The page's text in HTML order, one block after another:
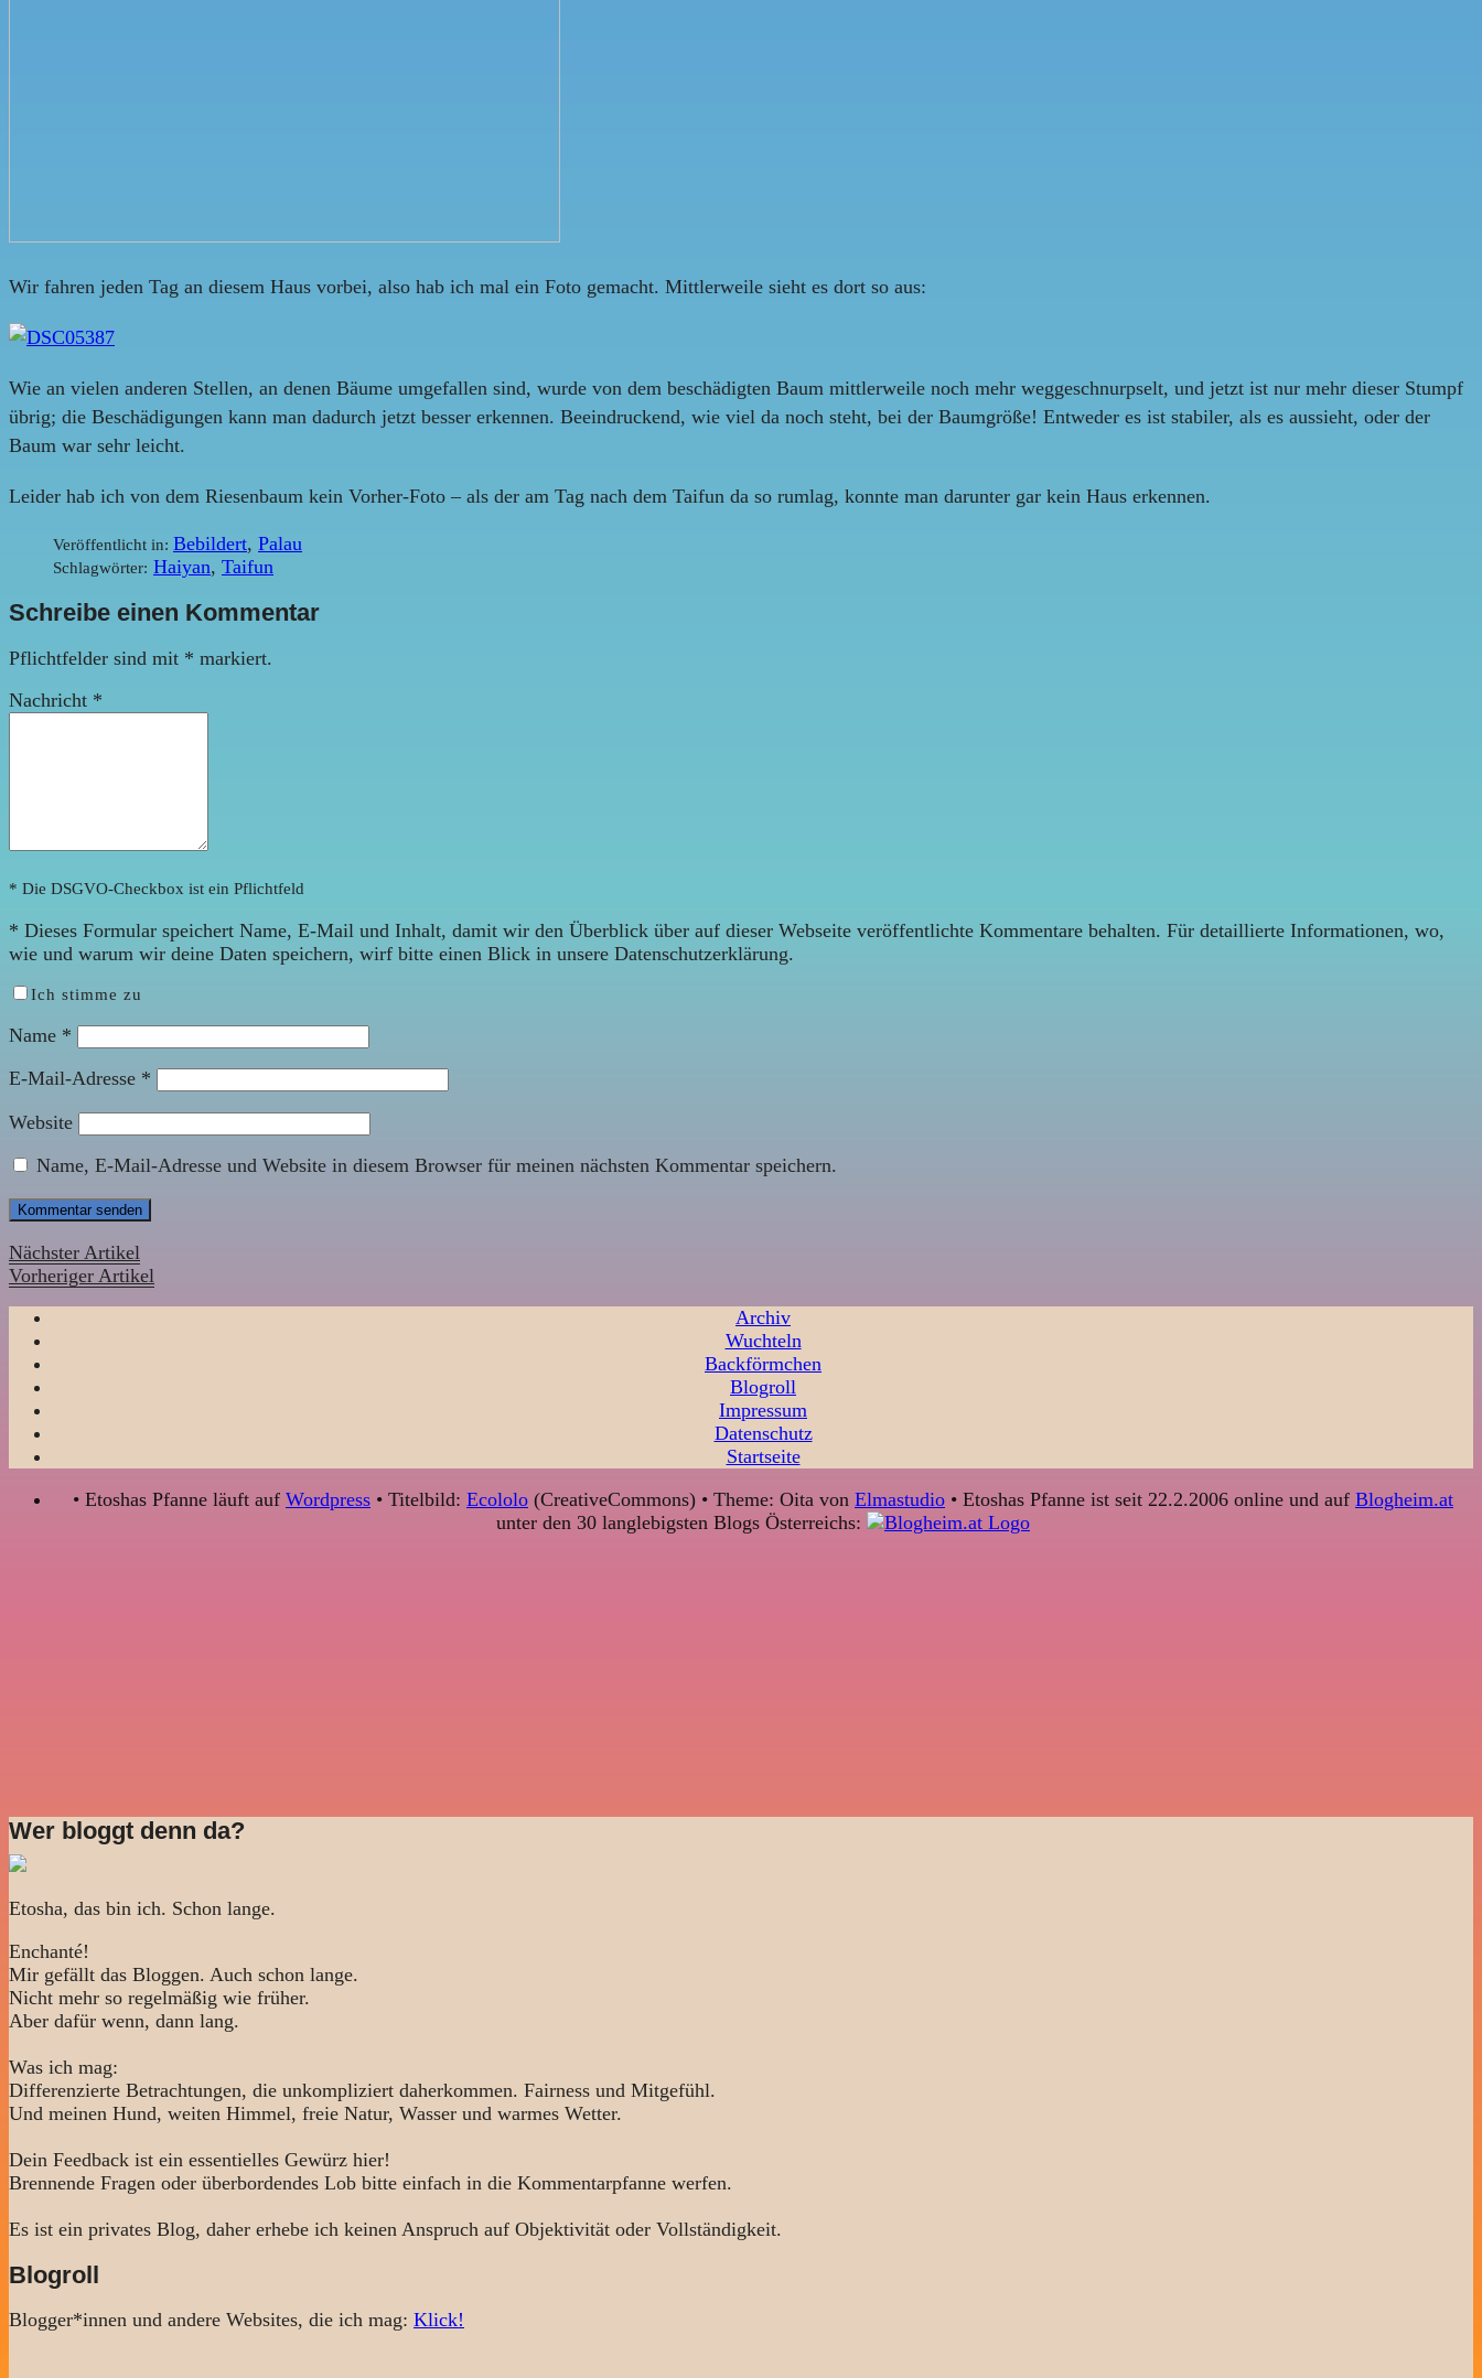
Wir fahren jeden Tag an diesem Haus vorbei, also hab ich mal ein Foto gemacht. Mittlerweile sieht es dort so aus:
Wie an vielen anderen Stellen, an denen Bäume umgefallen sind, wurde von dem beschädigten Baum mittlerweile noch mehr weggeschnurpselt, und jetzt ist nur mehr dieser Stumpf
übrig; die Beschädigungen kann man dadurch jetzt besser erkennen. Beeindruckend, wie viel da noch steht, bei der Baumgröße! Entweder es ist stabiler, als es aussieht, oder der
Baum war sehr leicht.
Leider hab ich von dem Riesenbaum kein Vorher-Foto – als der am Tag nach dem Taifun da so rumlag, konnte man darunter gar kein Haus erkennen.
Veröffentlicht in: Bebildert, Palau
Schlagwörter: Haiyan, Taifun
Schreibe einen Kommentar
Pflichtfelder sind mit * markiert.
Nachricht *
* Die DSGVO-Checkbox ist ein Pflichtfeld
* Dieses Formular speichert Name, E-Mail und Inhalt, damit wir den Überblick über auf dieser Webseite veröffentlichte Kommentare behalten. Für detaillierte Informationen, wo,
wie und warum wir deine Daten speichern, wirf bitte einen Blick in unsere Datenschutzerklärung.
Ich stimme zu
Name *
E-Mail-Adresse *
Website
Name, E-Mail-Adresse und Website in diesem Browser für meinen nächsten Kommentar speichern.
Nächster Artikel
Vorheriger Artikel
Archiv
Wuchteln
Backförmchen
Blogroll
Impressum
Datenschutz
Startseite
• Etoshas Pfanne läuft auf Wordpress • Titelbild: Ecololo (CreativeCommons) • Theme: Oita von Elmastudio • Etoshas Pfanne ist seit 22.2.2006 online und auf Blogheim.at
unter den 30 langlebigsten Blogs Österreichs:
Wer bloggt denn da?
Etosha, das bin ich. Schon lange.
Enchanté!
Mir gefällt das Bloggen. Auch schon lange.
Nicht mehr so regelmäßig wie früher.
Aber dafür wenn, dann lang.
Was ich mag:
Differenzierte Betrachtungen, die unkompliziert daherkommen. Fairness und Mitgefühl.
Und meinen Hund, weiten Himmel, freie Natur, Wasser und warmes Wetter.
Dein Feedback ist ein essentielles Gewürz hier!
Brennende Fragen oder überbordendes Lob bitte einfach in die Kommentarpfanne werfen.
Es ist ein privates Blog, daher erhebe ich keinen Anspruch auf Objektivität oder Vollständigkeit.
Blogroll
Blogger*innen und andere Websites, die ich mag: Klick!